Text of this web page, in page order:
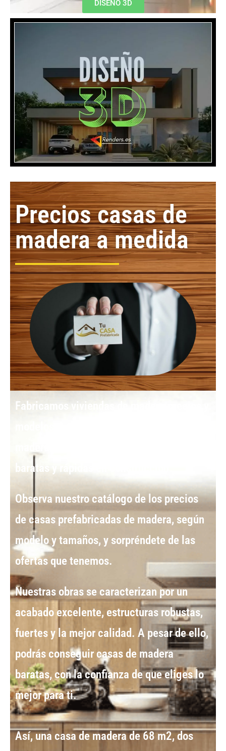
DISEÑO 3D
Precios casas de
madera a medida
Fabricamos viviendas de madera precios y
baratas y rápidas en construcción.
Observa nuestro catálogo de losprecios
de casas prefabricadas de madera, según
modelo y tamaños, y sorpréndete de las
ofertas que tenemos.
Nuestras obras se caracterizan por un
acabado excelente, estructuras robustas,
fuertes y la mejor calidad. A pesar de ello,
podrás conseguir casas de madera
baratas, con la confianza de que eliges lo
mejor para ti.
Así, una casa de madera de 68 m2, dos